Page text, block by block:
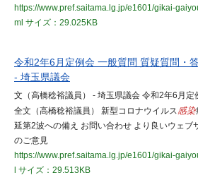
https://www.pref.saitama.lg.jp/e1601/gikai-
ml サイズ：29.025KB
令和2年6月定例会 一般質問 質疑質問・
- 埼玉県議会
文（高橋稔裕議員） - 埼玉県議会 令和2年6月
全文（高橋稔裕議員） 新型コロナウイルス感染
延第2波への備え お問い合わせ より良いウェブ
のご意見
https://www.pref.saitama.lg.jp/e1601/gikai-
サイズ：29.513KB